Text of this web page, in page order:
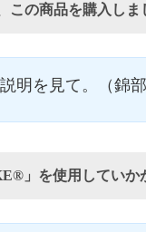
この商品を購入しま
明を見て。（錦
」を使用していか